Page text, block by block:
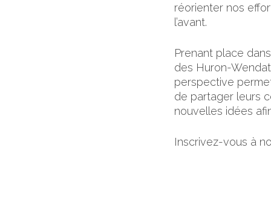
réorienter nos
l’avant.
Prenant place
des Huron-
perspective
de partager leurs
nouvelles idées
Inscrivez-vous à